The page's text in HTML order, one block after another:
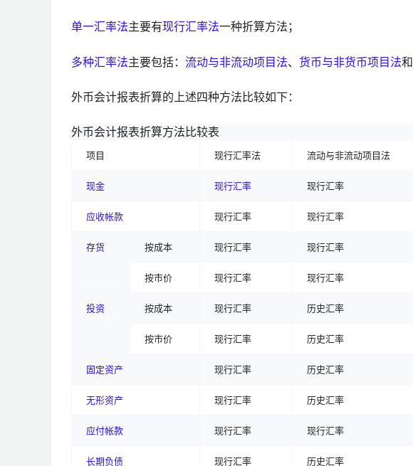
单一汇率法主要有现行汇率法一种折算方法；
多种汇率法主要包括： 流动与非流动项目法、 货币与非货币项目法和
外币会计报表折算的上述四种方法比较如下：
外币会计报表折算方法比较表
项目 现行汇率法 流动与非流动项目法
现金 现行汇率 现行汇率
应收帐款 现行汇率 现行汇率
存货 按成本 现行汇率 现行汇率
按市价 现行汇率 现行汇率
投资 按成本 现行汇率 历史汇率
按市价 现行汇率 历史汇率
固定资产 现行汇率 历史汇率
无形资产 现行汇率 历史汇率
应付帐款 现行汇率 现行汇率
长期负债 现行汇率 历史汇率